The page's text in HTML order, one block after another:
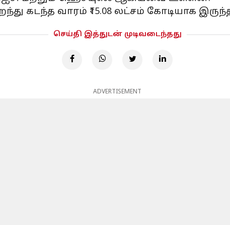
கடந்த வாரம் ₹15.08 லட்சம் கோடியாக
செய்தி இத்துடன் முடிவடைந்தது
ADVERTISEMENT